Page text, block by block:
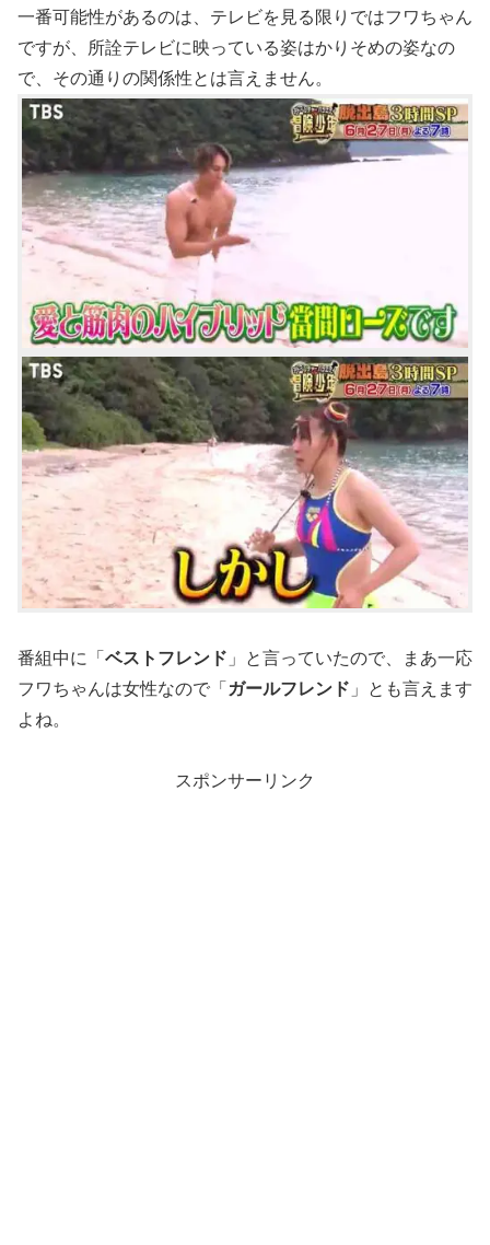
一番可能性があるのは、テレビを見る限りではフワちゃん
ですが、所詮テレビに映っている姿はかりそめの姿なの
で、その通りの関係性とは言えません。
番組中に「 ベストフレンド 」と言っていたので、まあ一応
フワちゃんは女性なので「 ガールフレンド 」とも言えます
よね。
スポンサーリンク